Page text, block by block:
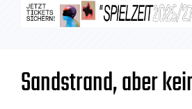
Sandstrand, aber